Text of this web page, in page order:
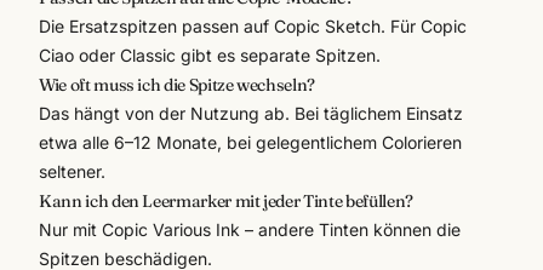
Die Ersatzspitzen passen auf Copic Sketch. Für Copic
Ciao oder Classic gibt es separate Spitzen.
Wie oft muss ich die Spitze wechseln?
Das hängt von der Nutzung ab. Bei täglichem Einsatz
etwa alle 6–12 Monate, bei gelegentlichem Colorieren
seltener.
Kann ich den Leermarker mit jeder Tinte befüllen?
Nur mit Copic Various Ink – andere Tinten können die
Spitzen beschädigen.